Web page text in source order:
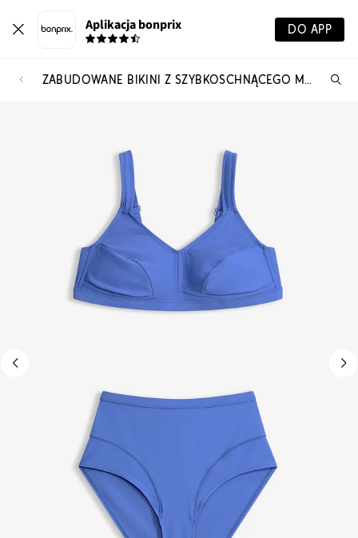
Aplikacja bonprix DO APP
ZABUDOWANE BIKINI Z SZYBKOSCHNĄCEGO MATERIAŁU (2 CZĘŚCI)